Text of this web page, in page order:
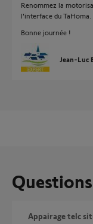
Renommez la
l'interface du TaHoma.
Bonne journée !
Jean-Luc
Appairage telc